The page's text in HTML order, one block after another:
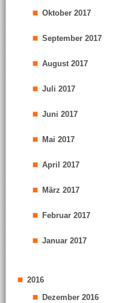
Oktober 2017
September 2017
August 2017
Juli 2017
Juni 2017
Mai 2017
April 2017
März 2017
Februar 2017
Januar 2017
2016
Dezember 2016